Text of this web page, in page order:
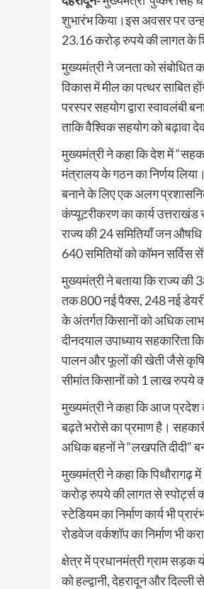
शुभारंभ किया।इस अवसर पर
23.16 करोड़ रुपये की लागत के
मुख्यमंत्री ने जनता को संबोधित
विकास में मील का पत्थर साबित
परस्पर सहयोग द्वारा स्वावलंबी
ताकि वैश्विक सहयोग को बढ़ावा
मुख्यमंत्री ने कहा कि देश में
मंत्रालय के गठन का निर्णय
बनाने के लिए एक अलग
कंप्यूटरीकरण का कार्य
राज्य की 24 समितियाँ जन औषधि
640 समितियों को कॉमन सर्विस
मुख्यमंत्री ने बताया कि राज्य
तक 800 नई पैक्स, 248 नई डेयरी
के अंतर्गत किसानों को अधिक
दीनदयाल उपाध्याय सहकारिता
पालन और फूलों की खेती जैसे कृषि
सीमांत किसानों को 1 लाख रुपये
मुख्यमंत्री ने कहा कि आज प्रदेश
बढ़ते भरोसे का प्रमाण है।
अधिक बहनों ने “लखपति दीदी”
मुख्यमंत्री ने कहा कि
करोड़ रुपये की लागत से स्पोर्ट्स
स्टेडियम का निर्माण कार्य भी
रोडवेज वर्कशॉप का निर्माण भी
क्षेत्र में प्रधानमंत्री ग्राम सड़क
को हल्द्वानी, देहरादून और